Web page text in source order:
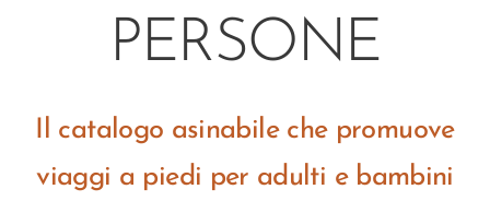
PERSONE
Il catalogo asinabile che promuove
viaggi a piedi per adulti e bambini